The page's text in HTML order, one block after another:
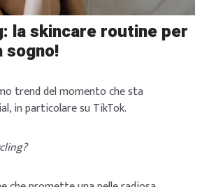
la skincare routine per
sogno!
trend del momento che sta
in particolare su TikTok.